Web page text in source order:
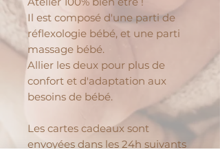
Il est composé d'une parti de
réflexologie bébé, et une parti
massage bébé.
Allier les deux pour plus de
confort et d'adaptation aux
besoins de bébé.
Les cartes cadeaux sont
envoyées dans les 24h suivants